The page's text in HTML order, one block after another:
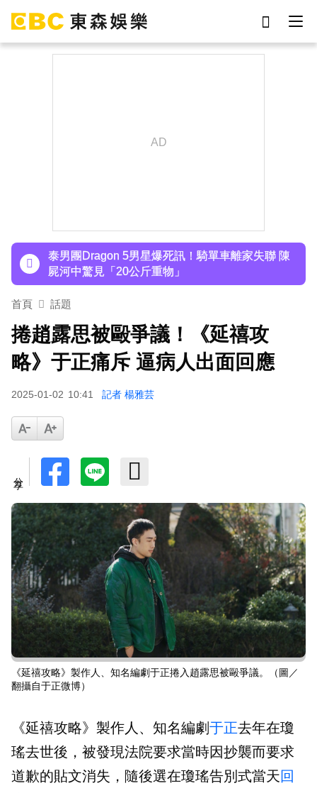
代役
泰男團Dragon 5男星爆死訊！騎單車離家失聯 陳
屍河中驚見「20公斤重物」
女星告別9年演藝圈！轉行當計程車司機 曝收入：
蔡阿嘎陷爭議！蘿拉神隱19個月首發文 遭酸「詐
騙集團回歸」回應了
下載東森App，隨時掌握天下大小事！
SEVENTEEN勝寬、Dino同天入伍！玟奎9月服替
代役
首頁 話題
捲趙露思被毆爭議！《延禧攻
略》于正痛斥 逼病人出面回應
2025-01-02 10:41 記者 楊雅芸
《延禧攻略》製作人、知名編劇于正捲入趙露思被毆爭議。（圖／
翻攝自于正微博）
《延禧攻略》製作人、知名編劇于正去年在瓊
瑤去世後，被發現法院要求當時因抄襲而要求
道歉的貼文消失，隨後選在瓊瑤告別式當天回